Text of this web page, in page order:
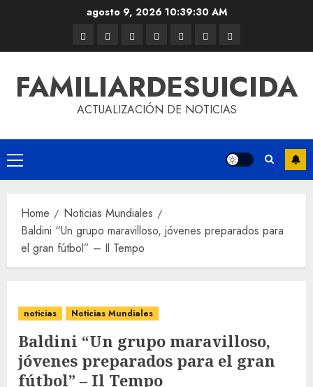
agosto 9, 2026 10:39:30 AM
FAMILIARDESUICIDA
ACTUALIZACIÓN DE NOTICIAS
Home
Noticias Mundiales
Baldini “Un grupo maravilloso, jóvenes preparados para
el gran fútbol” – Il Tempo
noticias Noticias Mundiales
Baldini “Un grupo maravilloso,
jóvenes preparados para el gran
fútbol” – Il Tempo